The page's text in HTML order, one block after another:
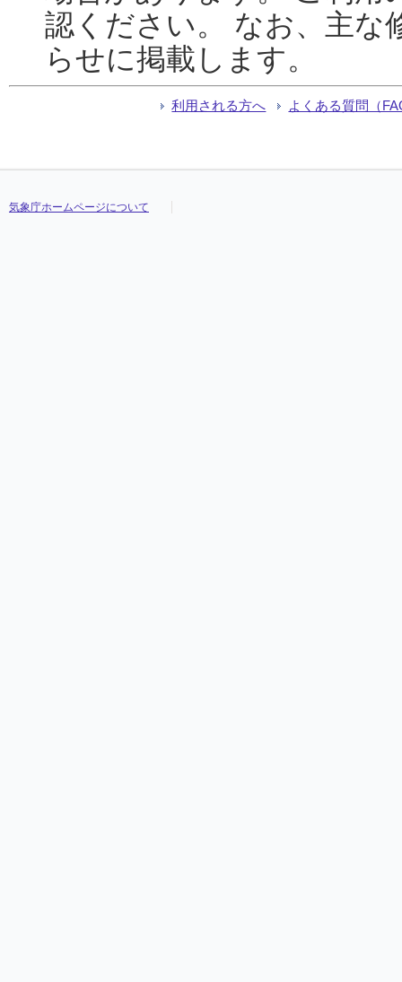
認ください。 なお、主な
らせに掲載します。
利用される方へ よくある質問（
気象庁ホームページについて